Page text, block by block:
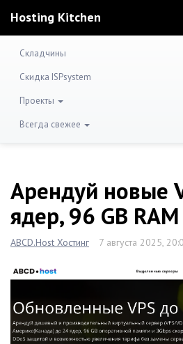
Hosting Kitchen
Складчины
Скидка ISPsystem
Проекты
Всегда свежее
Арендуй новые
ядер, 96 GB
ABCD.Host Хостинг 7 августа 2025,